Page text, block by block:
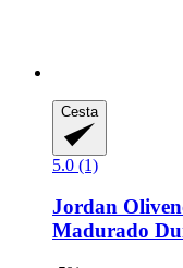
Cesta
5.0 (1)
Jordan
Madurado